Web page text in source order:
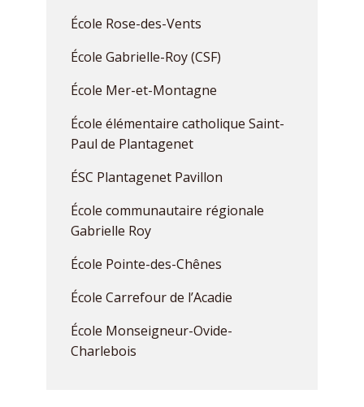
École Rose-des-Vents
École Gabrielle-Roy (CSF)
École Mer-et-Montagne
École élémentaire catholique Saint-
Paul de Plantagenet
ÉSC Plantagenet Pavillon
École communautaire régionale
Gabrielle Roy
École Pointe-des-Chênes
École Carrefour de l’Acadie
École Monseigneur-Ovide-
Charlebois